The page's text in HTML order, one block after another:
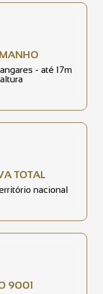
- até 17m
TOTAL
nacional
9001